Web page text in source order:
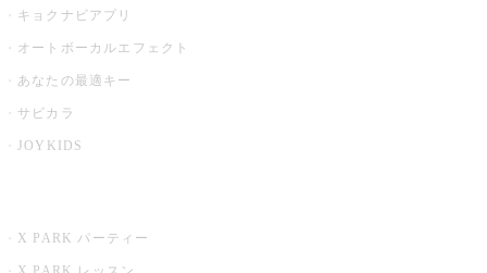
キョクナビアプリ
オートボーカルエフェクト
あなたの最適キー
サビカラ
JOYKIDS
X PARK パーティー